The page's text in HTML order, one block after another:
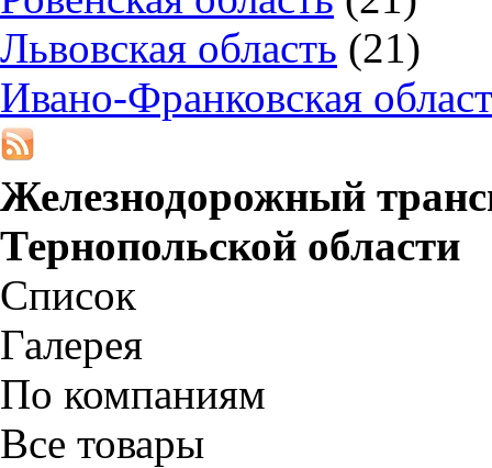
Львовская область (21)
Ивано-Франковская
Железнодорожный
Тернопольской области
Список
Галерея
По компаниям
Все товары